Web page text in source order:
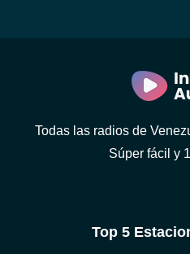
Todas las radios de
Súper fácil y
Top 5